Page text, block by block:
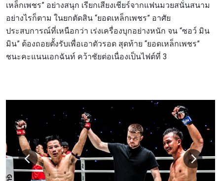
เหล็กเพชร” อย่างสนุก เรียกเสียงเชียร์จากแฟนมวยสนั่นสนาม
อย่างไรก็ตาม ในยกตัดสิน “ยอดเหล็กเพชร” อาศัย
ประสบการณ์ที่เหนือกว่า เร่งเครื่องบุกอย่างหนัก จน “ซอว์ มิน
มิน” ต้องถอยตั้งรับเพื่อเอาตัวรอด สุดท้าย “ยอดเหล็กเพชร”
ชนะคะแนนเอกฉันท์ คว้าชัยต่อเนื่องเป็นไฟต์ที่ 3